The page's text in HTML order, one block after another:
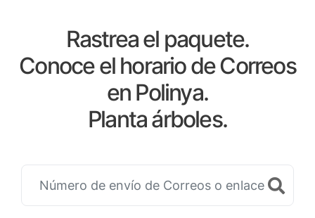
Rastrea el paquete.
Conoce el horario de Correos
en Polinya.
Planta árboles.